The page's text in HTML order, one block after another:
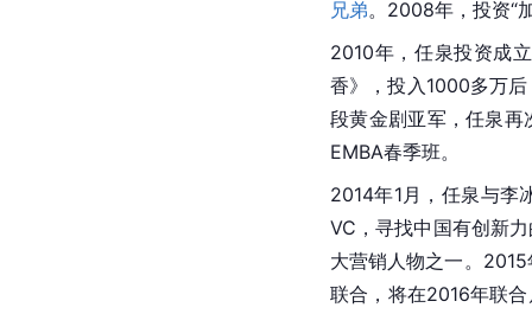
兄弟。2008年，投资“
2010年，任泉投资成
香》，投入1000多万
段黄金剧亚军，任泉再
EMBA春季班。
2014年1月，任泉与李
VC，寻找中国有创新
大营销人物之一。2015
联合，将在2016年联